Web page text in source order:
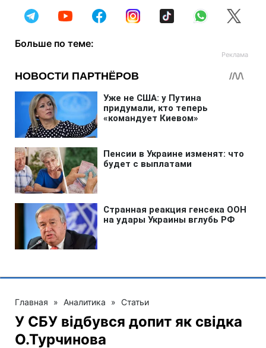
Больше по теме:
Главная » Аналитика » Статьи
У СБУ відбувся допит як свідка
О.Турчинова